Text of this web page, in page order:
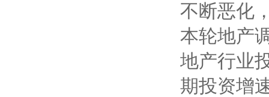
不断恶化
本轮地产
地产行业
期投资增